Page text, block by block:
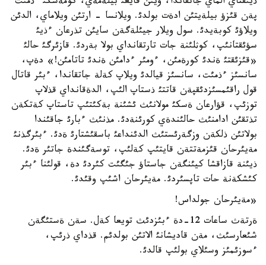
پةن قئزؤ بيلةيتئن ادةت بولدئ. ويلانسا - ارتئن ويلاماي، الدئن
ويلاؤئ كوبةيدئ. سول ويلار جيئلةگةن سايئن تذرعان ءذيئ
سؤئقتانئپ، كوثلئنة جات تارتقانداي بولا بةردئ. قازئرگئ حالئ
«قئزئقتئ ةندئ كورةمئن، ءومئر ءدامئن ةندئ تاتامئن!» دةپ،
سانسئز ءذمئت، سانسئز قيالدئ ويلاپ كةلة جاتقاندا، ءبئر قاتال
قول راقئمسئزدئقپةن قاتتئ ذستاپ الئپ، الدةقانداي قذلاپ
توزئپ، قؤارعان ةسكئ مولانئث ئشئنة بةكئتئپ تاستاپ كةتكةن
تذتقئن ادامنئث حالئندةي كورئنةدئ. مذنئث ءبارئ جاقئندا
بولاتئن ذلكةن وزگةرئستئث الدئنداعئ باسقئشتارئ ةدئ. ءبئرگذنئ
مةيئرحان قئزمةتتةن قايتئپ كةلئپ، توسةگئندة جاتئر ةدئ.
ذيئنة قازاقشا كيئنگةن جاستاؤ جئگئت كئردئ دة، قولئنا ءبئر
كئشكةنة حات تاپسئردئ. مةيئرحان اشئپ وقئدئ.
«مةيئرحان جولداس!
ةرتةث ساعات 12-دة ءبئزدئث تويعا كةل. سةن ةستئگةن
شئعارسئث، مةن قاديشانئ الاتئن بولدئم. قذداي ذرئپ،
ءسوزئمئز وسئلاي بولئپ قالدئ.